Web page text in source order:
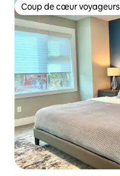
Coup de cœur voyageurs
Coup de cœur voyageurs